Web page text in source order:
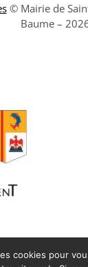
© Mairie de
Baume –
cookies pour